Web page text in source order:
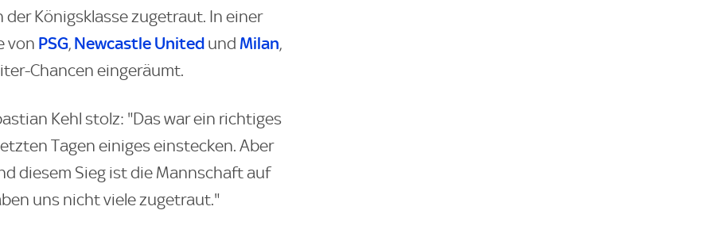
Königsklasse zugetraut. In einer
von PSG, Newcastle United und Milan,
Chancen eingeräumt.
Kehl stolz: "Das war ein richtiges
Tagen einiges einstecken. Aber
diesem Sieg ist die Mannschaft auf
uns nicht viele zugetraut."